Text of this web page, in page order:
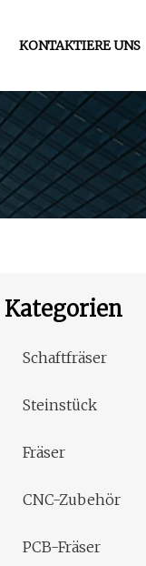
KONTAKTIERE UNS
Kategorien
Schaftfräser
Steinstück
Fräser
CNC-Zubehör
PCB-Fräser